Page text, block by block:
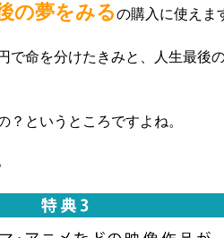
の夢をみるの購入に使えま
で命を分けたきみと、人生最後
？というところですよね。